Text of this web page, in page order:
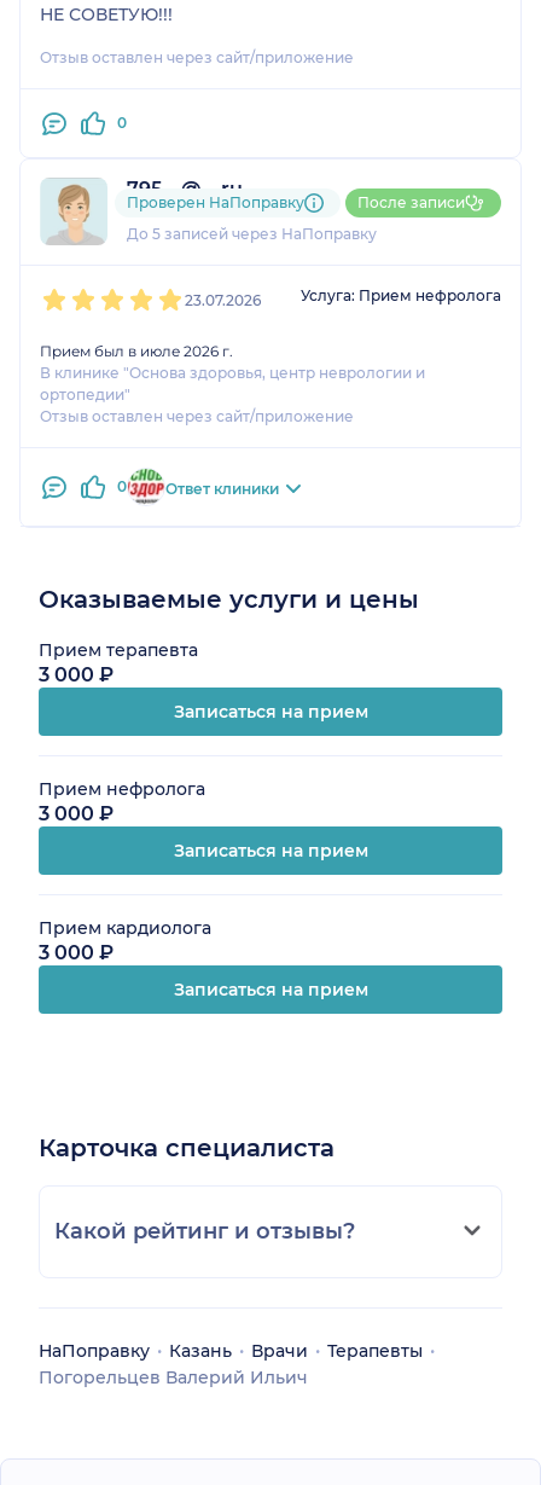
НЕ СОВЕТУЮ!!!
Отзыв оставлен через сайт/приложение
0
795....@....ru
1 оценка
До 5 записей через НаПоправку
Проверен НаПоправку После записи
23.07.2026 Услуга: Прием нефролога
Прием был в июле 2026 г.
В клинике "Основа здоровья, центр неврологии и
ортопедии"
Отзыв оставлен через сайт/приложение
0 Ответ клиники
Оказываемые услуги и цены
Прием терапевта
3 000 ₽
Записаться на прием
Прием нефролога
3 000 ₽
Записаться на прием
Прием кардиолога
3 000 ₽
Записаться на прием
Карточка специалиста
Какой рейтинг и отзывы?
НаПоправку Казань Врачи
Терапевты
Погорельцев Валерий Ильич